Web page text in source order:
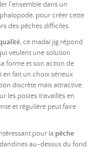
l’ensemble dans un
pour créer cette
des pêches difficiles.
, ce madai jig répond
veulent une solution
forme et son action de
en fait un choix sérieux
discrète mais attractive.
les postes travaillés en
et régulière peut faire
pour la pêche
au-dessus du fond.